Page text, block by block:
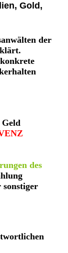
Gold,
der
Geld
des
sonstiger